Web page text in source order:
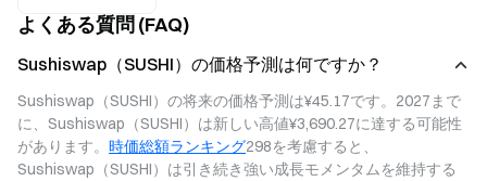
にロックが解除
は1日で35％急騰
よくある質問 (FAQ)
Sushiswap（SUSHI）の価格予測は何ですか？
Sushiswap（SUSHI）の将来の価格予測は¥45.17です。2027まで
に、Sushiswap（SUSHI）は新しい高値¥3,690.27に達する可能性
があります。 時価総額ランキング298を考慮すると、
Sushiswap（SUSHI）は引き続き強い成長モメンタムを維持する